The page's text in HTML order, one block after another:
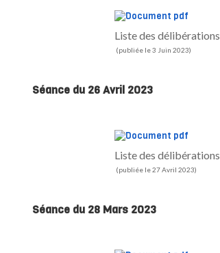
Liste des délibérations
(publiée le 3 Juin 2023)
Séance du 26 Avril 2023
Liste des délibérations
(publiée le 27 Avril 2023)
Séance du 28 Mars 2023